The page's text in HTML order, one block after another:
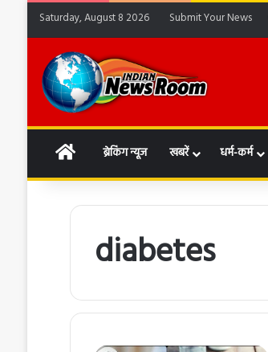
Saturday, August 8 2026 Submit Your News
HOMEब्रेकिंग न्यूज खबरें धर्म-कर्म
diabetes